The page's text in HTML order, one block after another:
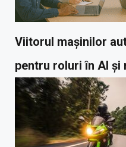
Viitorul mașinilor
pentru roluri în AI și